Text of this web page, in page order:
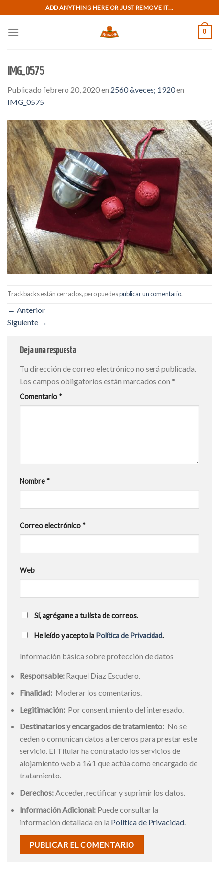
to
content
ADD ANYTHING HERE OR JUST REMOVE IT...
0
IMG_0575
Publicado febrero 20, 2020en 2560 &veces; 1920en
IMG_0575
Trackbacks están cerrados, pero puedespublicar un comentario.
← Anterior
Siguiente →
Deja una respuesta
Tu dirección de correo electrónico no será publicada.
Los campos obligatorios están marcados con *
Comentario *
Nombre *
Correo electrónico *
Web
Sí, agrégame a tu lista de correos.
He leído y acepto la Política de Privacidad.
Información básica sobre protección de datos
Responsable: Raquel Diaz Escudero.
Finalidad: Moderar los comentarios.
Legitimación: Por consentimiento del interesado.
Destinatarios y encargados de tratamiento: No se
ceden o comunican datos a terceros para prestar este
servicio. El Titular ha contratado los servicios de
alojamiento web a 1&1 que actúa como encargado de
tratamiento.
Derechos:Acceder, rectificar y suprimir los datos.
Información Adicional: Puede consultar la
información detallada en la Política de Privacidad